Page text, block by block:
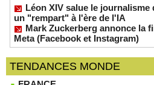
Léon XIV salue le journalisme
un "rempart" à l'ère de l'IA
Mark Zuckerberg annonce la
Meta (Facebook et Instagram)
TENDANCES MONDE